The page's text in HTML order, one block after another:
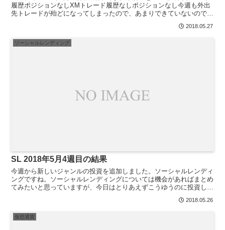
履歴ポジションなしXMトレード履歴なしポジションなし今週も外出
先トレードが殆どになってしまったので、あまりできていないので
2018.05.27
ソーシャルレンディング
SL 2018年5月4週目の結果
今週から新しいジャンルの投資を追加しました。ソーシャルレンディ
ングですね。ソーシャルレンディングについては機会があればまとめ
てみたいと思っていますが、今日はとりあえずこうゆうのに投資して
2018.05.26
仮想通貨